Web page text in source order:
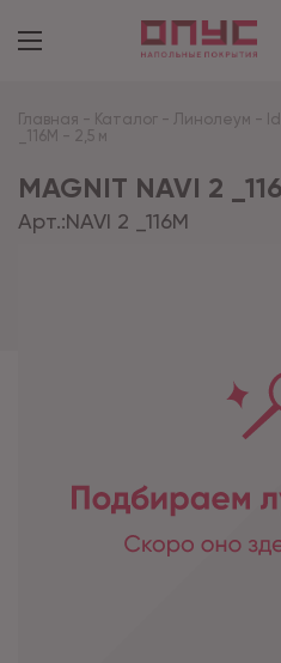
Главная - Каталог - Линолеум -
_116M - 2,5 м
MAGNIT NAVI 2
Арт.:NAVI 2 _116M